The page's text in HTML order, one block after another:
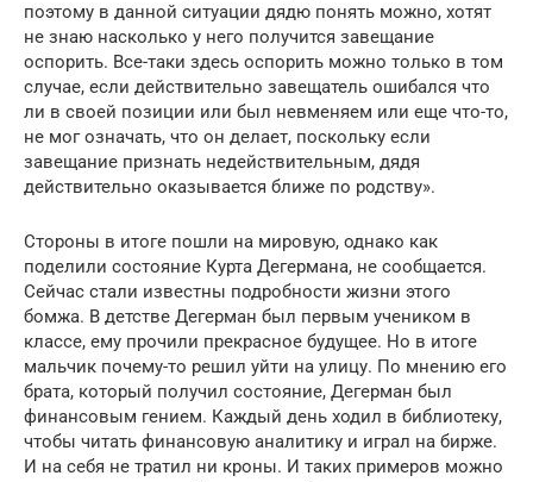
поэтому в данной ситуации дядю понять можно, хотят
не знаю насколько у него получится завещание
оспорить. Все-таки здесь оспорить можно только в том
случае, если действительно завещатель ошибался что
ли в своей позиции или был невменяем или еще что-то,
не мог означать, что он делает, поскольку если
завещание признать недействительным, дядя
действительно оказывается ближе по родству».
Стороны в итоге пошли на мировую, однако как
поделили состояние Курта Дегермана, не сообщается.
Сейчас стали известны подробности жизни этого
бомжа. В детстве Дегерман был первым учеником в
классе, ему прочили прекрасное будущее. Но в итоге
мальчик почему-то решил уйти на улицу. По мнению его
брата, который получил состояние, Дегерман был
финансовым гением. Каждый день ходил в библиотеку,
чтобы читать финансовую аналитику и играл на бирже.
И на себя не тратил ни кроны. И таких примеров можно